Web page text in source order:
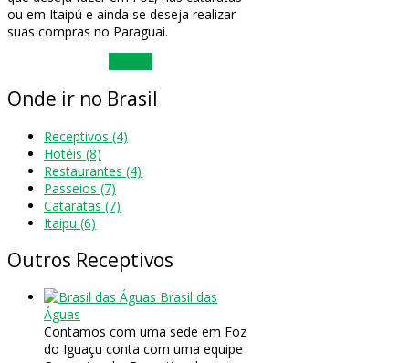
ou em Itaipú e ainda se deseja realizar
suas compras no Paraguai.
Onde ir no Brasil
Receptivos (4)
Hotéis (8)
Restaurantes (4)
Passeios (7)
Cataratas (7)
Itaipu (6)
Outros Receptivos
Brasil das
Águas
Contamos com uma sede em Foz
do Iguaçu conta com uma equipe